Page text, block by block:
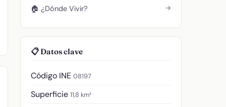
🏠 ¿Dónde Vivir? →
📋 Datos clave
Código INE 08197
Superficie 11,8 km²